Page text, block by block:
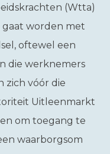
(Wtta)
worden met
oftewel een
die werknemers
zich vóór die
Uitleenmarkt
om toegang te
waarborgsom